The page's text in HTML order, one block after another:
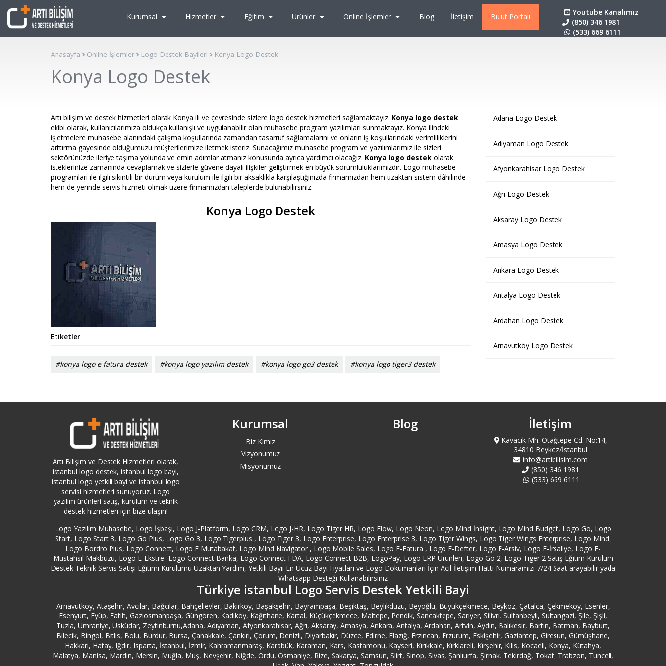
Kurumsal Hizmetler Eğitim Ürünler Online İşlemler Blog İletişim Bulut Portalı
Youtube Kanalımız
(850) 346 1981
(533) 669 6111
Anasayfa Online İşlemler Logo Destek Bayileri Konya Logo Destek
Konya Logo Destek
Artı bilişim ve destek hizmetleri olarak Konya ili ve çevresinde sizlere logo destek hizmetleri sağlamaktayız. Konya logo destek
ekibi olarak, kullanıcılarımıza oldukça kullanışlı ve uygulanabilir olan muhasebe program yazılımları sunmaktayız. Konya ilindeki
işletmelere muhasebe alanındaki çalışma koşullarında zamandan tasarruf sağlamalarını ve onların iş koşullarındaki verimliliklerini
arttırma gayesinde olduğumuzu müşterilerimize iletmek isteriz. Sunacağımız muhasebe program ve yazılımlarımız ile sizleri
sektörünüzde ileriye taşıma yolunda ve emin adımlar atmanız konusunda ayrıca yardımcı olacağız. Konya logo destek olarak
isteklerinize zamanında cevaplamak ve sizlerle güvene dayalı ilişkiler geliştirmek en büyük sorumluluklarımızdır. Logo muhasebe
programları ile ilgili sıkıntılı bir durum veya kurulum ile ilgili bir aksaklıkla karşılaştığınızda firmamızdan hem uzaktan sistem dâhilinde
hem de yerinde servis hizmeti olmak üzere firmamızdan taleplerde bulunabilirsiniz.
Konya Logo Destek
Etiketler
#konya logo e fatura destek #konya logo yazılım destek #konya logo go3 destek #konya logo tiger3 destek
Adana Logo Destek
Adıyaman Logo Destek
Afyonkarahisar Logo Destek
Ağrı Logo Destek
Aksaray Logo Destek
Amasya Logo Destek
Ankara Logo Destek
Antalya Logo Destek
Ardahan Logo Destek
Arnavutköy Logo Destek
Avcılar Logo Destek
Aydın Logo Destek
Bağcılar Logo Destek
Balıkesir Logo Destek
Bartın Logo Destek
Batman Logo Destek
Bayburt Logo Destek
Artı Bilişim ve Destek Hizmetleri olarak,
istanbul logo destek, istanbul logo bayi,
istanbul logo yetkili bayi ve istanbul logo
servisi hizmetleri sunuyoruz. Logo
yazılım ürünleri satış, kurulum ve teknik
destek hizmetleri için bize ulaşın!
Kurumsal
Biz Kimiz
Vizyonumuz
Misyonumuz
Blog İletişim
Kavacık Mh. Otağtepe Cd. No:14,
34810 Beykoz/İstanbul
info@artibilisim.com
(850) 346 1981
(533) 669 6111
Logo Yazılım Muhasebe, Logo İşbaşı, Logo J-Platform, Logo CRM, Logo J-HR, Logo Tiger HR, Logo Flow, Logo Neon, Logo Mind İnsight, Logo Mind Budget, Logo Go, Logo
Start, Logo Start 3, Logo Go Plus, Logo Go 3, Logo Tigerplus , Logo Tiger 3, Logo Enterprise, Logo Enterprise 3, Logo Tiger Wings, Logo Tiger Wings Enterprise, Logo Mind,
Logo Bordro Plus, Logo Connect, Logo E Mutabakat, Logo Mind Navigator , Logo Mobile Sales, Logo E-Fatura , Logo E-Defter, Logo E-Arsiv, Logo E-İrsaliye, Logo E-
Müstahsil Makbuzu, Logo E-Ekstre- Logo Connect Banka, Logo Connect FDA, Logo Connect B2B, LogoPay, Logo ERP Ürünleri, Logo Go 2, Logo Tiger 2 Satış Eğitim Kurulum
Destek Teknik Servis Satışı Eğitimi Kurulumu Uzaktan Yardım, Yetkili Bayii En Ucuz Bayi Fiyatları ve Logo Dokümanları İçin Acil İletişim Hattı Numaramızı 7/24 Saat arayabilir yada
Whatsapp Desteği Kullanabilirsiniz
Türkiye istanbul Logo Servis Destek Yetkili Bayi
Arnavutköy, Ataşehir, Avcılar, Bağcılar, Bahçelievler, Bakırköy, Başakşehir, Bayrampaşa, Beşiktaş, Beylikdüzü, Beyoğlu, Büyükçekmece, Beykoz, Çatalca, Çekmeköy, Esenler,
Esenyurt, Eyüp, Fatih, Gaziosmanpaşa, Güngören, Kadıköy, Kağıthane, Kartal, Küçükçekmece, Maltepe, Pendik, Sancaktepe, Sarıyer, Silivri, Sultanbeyli, Sultangazi, Şile, Şişli,
Tuzla, Ümraniye, Üsküdar, Zeytinburnu,Adana, Adıyaman, Afyonkarahisar, Ağrı, Aksaray, Amasya, Ankara, Antalya, Ardahan, Artvin, Aydın, Balıkesir, Bartın, Batman, Bayburt,
Bilecik, Bingöl, Bitlis, Bolu, Burdur, Bursa, Çanakkale, Çankırı, Çorum, Denizli, Diyarbakır, Düzce, Edirne, Elazığ, Erzincan, Erzurum, Eskişehir, Gaziantep, Giresun, Gümüşhane,
Hakkari, Hatay, Iğdır, Isparta, İstanbul, İzmir, Kahramanmaraş, Karabük, Karaman, Kars, Kastamonu, Kayseri, Kırıkkale, Kırklareli, Kırşehir, Kilis, Kocaeli, Konya, Kütahya,
Malatya, Manisa, Mardin, Mersin, Muğla, Muş, Nevşehir, Niğde, Ordu, Osmaniye, Rize, Sakarya, Samsun, Siirt, Sinop, Sivas, Şanlıurfa, Şırnak, Tekirdağ, Tokat, Trabzon, Tunceli,